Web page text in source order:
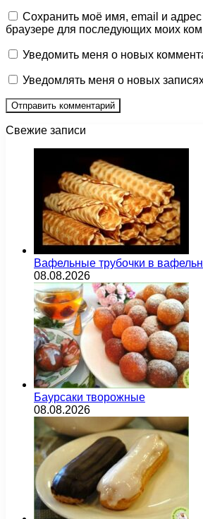
Сохранить моё имя, email и адрес
браузере для последующих моих
Уведомить меня о новых
Уведомлять меня о новых
Свежие записи
Вафельные трубочки в
08.08.2026
Баурсаки творожные
08.08.2026